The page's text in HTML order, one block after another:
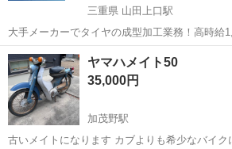
三重県 山田上口駅
大手メーカーでタイヤの成型加工業務！高時給
度あり！ワンルーム寮完備！マイカー通勤OK
重県伊勢市》 人気の工場のお仕事 ◇タイヤの製造◇ トラック・バ
ス・RV車用を中心とした...
三重 伊勢市 山田上口駅
ヤマハメイト50
35,000円
加茂野駅
古いメイトになります カブよりも希少なバイク